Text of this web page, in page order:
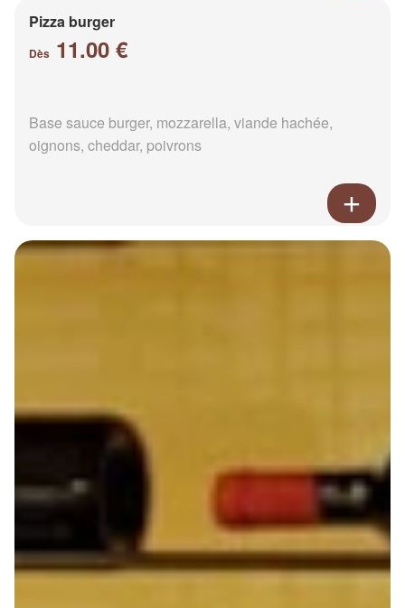
Pizza burger
Dès 11.00 €
Base sauce burger, mozzarella, viande hachée,
oignons, cheddar, poivrons